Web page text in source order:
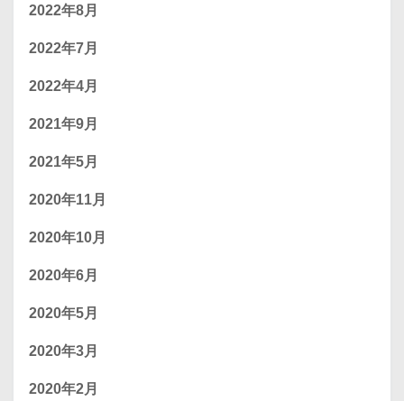
2022年8月
2022年7月
2022年4月
2021年9月
2021年5月
2020年11月
2020年10月
2020年6月
2020年5月
2020年3月
2020年2月